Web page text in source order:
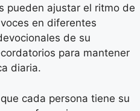
pueden ajustar el ritmo de
en diferentes
de su
para mantener
diaria.
cada persona tiene su